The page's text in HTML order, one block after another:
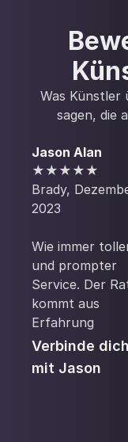
Was Künstler
sagen, die
Jason Alan
★★★★★
Brady,
2023
Wie immer
und prompter
Service. Der
kommt aus
Erfahrung
Verbinde dich
mit Jason